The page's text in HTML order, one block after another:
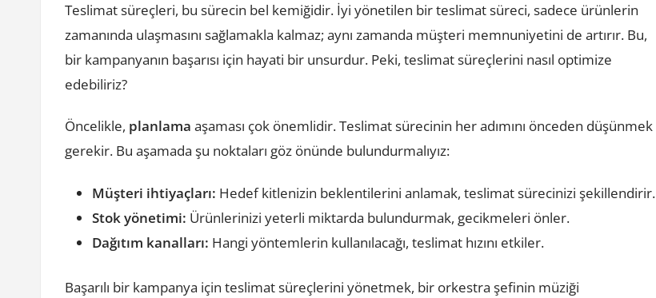
Teslimat süreçleri, bu sürecin bel kemiğidir. İyi yönetilen bir teslimat süreci, sadece ürünlerin
zamanında ulaşmasını sağlamakla kalmaz; aynı zamanda müşteri memnuniyetini de artırır. Bu,
bir kampanyanın başarısı için hayati bir unsurdur. Peki, teslimat süreçlerini nasıl optimize
edebiliriz?
Öncelikle, planlama aşaması çok önemlidir. Teslimat sürecinin her adımını önceden düşünmek
gerekir. Bu aşamada şu noktaları göz önünde bulundurmalıyız:
Müşteri ihtiyaçları: Hedef kitlenizin beklentilerini anlamak, teslimat sürecinizi şekillendirir.
Stok yönetimi: Ürünlerinizi yeterli miktarda bulundurmak, gecikmeleri önler.
Dağıtım kanalları: Hangi yöntemlerin kullanılacağı, teslimat hızını etkiler.
Başarılı bir kampanya için teslimat süreçlerini yönetmek, bir orkestra şefinin müziği